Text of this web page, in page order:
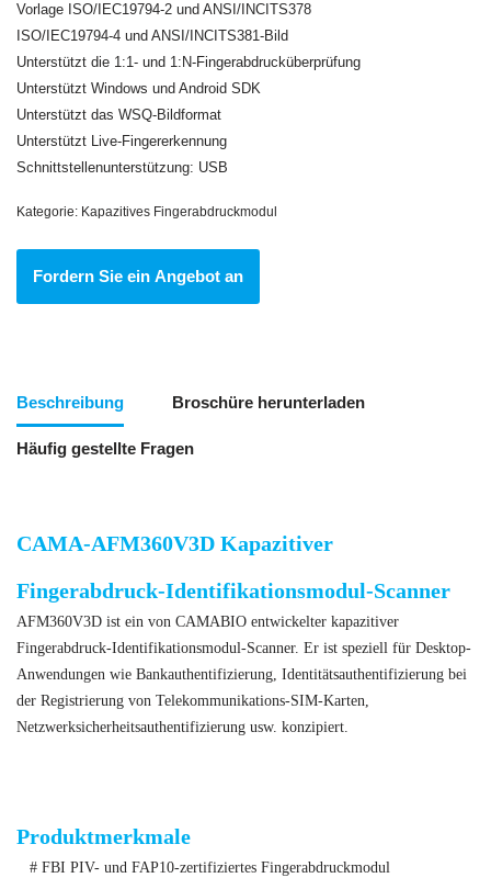
Vorlage ISO/IEC19794-2 und ANSI/INCITS378
ISO/IEC19794-4 und ANSI/INCITS381-Bild
Unterstützt die 1:1- und 1:N-Fingerabdrucküberprüfung
Unterstützt Windows und Android SDK
Unterstützt das WSQ-Bildformat
Unterstützt Live-Fingererkennung
Schnittstellenunterstützung: USB
Kategorie: Kapazitives Fingerabdruckmodul
Fordern Sie ein Angebot an
Beschreibung Broschüre herunterladen
Häufig gestellte Fragen
CAMA-AFM360V3D Kapazitiver
Fingerabdruck-Identifikationsmodul-Scanner
AFM360V3D ist ein von CAMABIO entwickelter kapazitiver
Fingerabdruck-Identifikationsmodul-Scanner. Er ist speziell für Desktop-
Anwendungen wie Bankauthentifizierung, Identitätsauthentifizierung bei
der Registrierung von Telekommunikations-SIM-Karten,
Netzwerksicherheitsauthentifizierung usw. konzipiert.
Produktmerkmale
# FBI PIV- und FAP10-zertifiziertes Fingerabdruckmodul